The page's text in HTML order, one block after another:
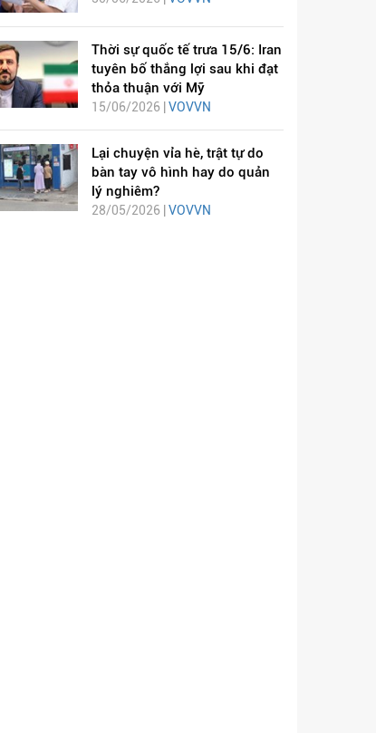
Thời sự quốc tế trưa 15/6: Iran
tuyên bố thắng lợi sau khi đạt
thỏa thuận với Mỹ
15/06/2026 |VOVVN
Lại chuyện vỉa hè, trật tự do
bàn tay vô hình hay do quản
lý nghiêm?
28/05/2026 |VOVVN